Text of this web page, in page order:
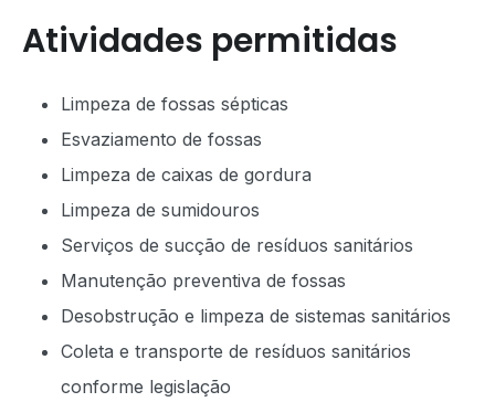
Atividades permitidas
Limpeza de fossas sépticas
Esvaziamento de fossas
Limpeza de caixas de gordura
Limpeza de sumidouros
Serviços de sucção de resíduos sanitários
Manutenção preventiva de fossas
Desobstrução e limpeza de sistemas sanitários
Coleta e transporte de resíduos sanitários
conforme legislação